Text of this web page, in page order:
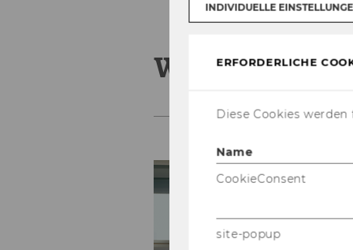
Warteliste
INDIVIDUELLE
ERFORDERLICHE
Diese Cookies
Name
CookieConsent
site-popup